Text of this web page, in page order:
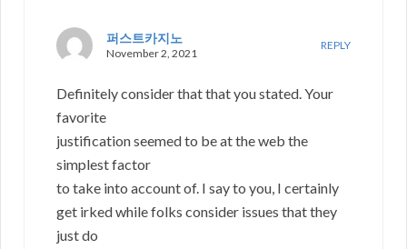
퍼스트카지노
November 2, 2021
REPLY
Definitely consider that that you stated. Your
favorite
justification seemed to be at the web the
simplest factor
to take into account of. I say to you, I certainly
get irked while folks consider issues that they
just do